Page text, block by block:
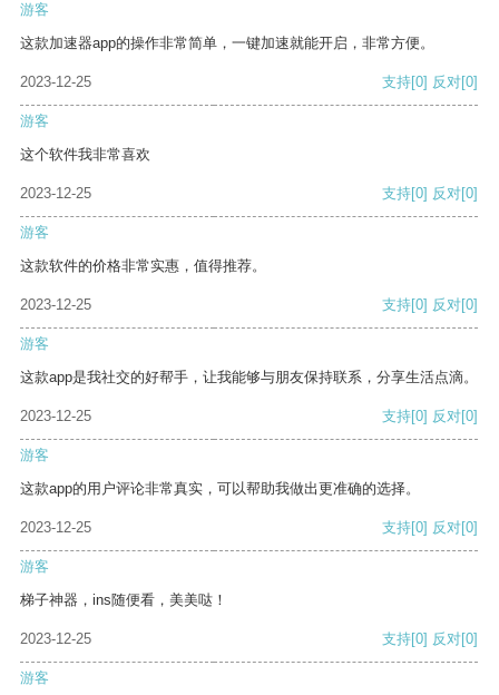
游客
这款加速器app的操作非常简单，一键加速就能开启，非常方便。
2023-12-25 支持[0] 反对[0]
游客
这个软件我非常喜欢
2023-12-25 支持[0] 反对[0]
游客
这款软件的价格非常实惠，值得推荐。
2023-12-25 支持[0] 反对[0]
游客
这款app是我社交的好帮手，让我能够与朋友保持联系，分享生活点滴。
2023-12-25 支持[0] 反对[0]
游客
这款app的用户评论非常真实，可以帮助我做出更准确的选择。
2023-12-25 支持[0] 反对[0]
游客
梯子神器，ins随便看，美美哒！
2023-12-25 支持[0] 反对[0]
游客